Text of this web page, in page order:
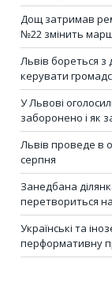
Дощ затримав
№22 змінить
Львів бореться з
керувати
У Львові
заборонено і як
Львів проведе в
серпня
Занедбана
перетвориться
Українські та
перформативну